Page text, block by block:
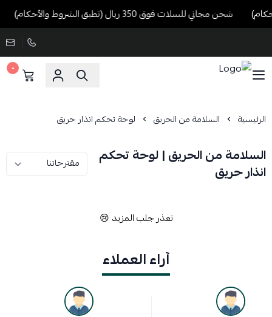
شحن مجاني للسلات فوق 350 ريال (تطبق الشروط والأحكام)
٠
الرئيسية السلامة من الحريق لوحة تحكم انذار حريق
السلامة من الحريق | لوحة تحكم
انذار حريق
تعذر جلب المزيد 😢
آراء العملاء